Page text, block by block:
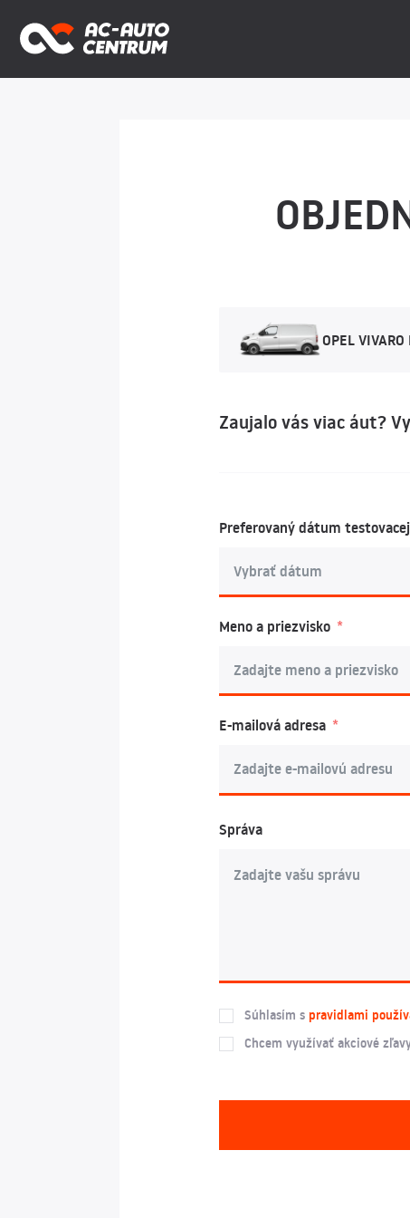
OPEL
Zaujalo vás viac áut?
Preferovaný dátum
Meno a priezvisko
E-mailová adresa
Správa
Súhlasím s pravidlami
Chcem využívať akciové